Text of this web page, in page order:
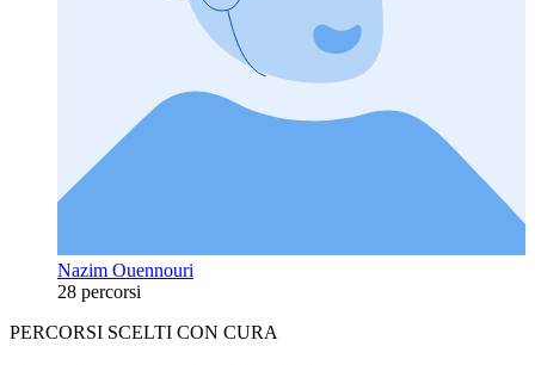
Nazim Ouennouri
28 percorsi
PERCORSI SCELTI CON CURA